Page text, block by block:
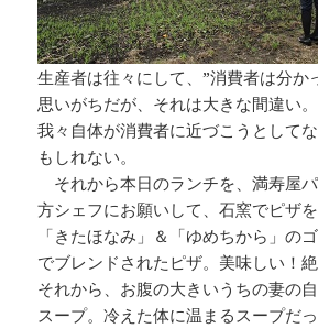
生産者は往々にして、”消費者は分か
思いがちだが、それは大きな間違い。
我々自体が消費者に近づこうとして
もしれない。
それから本日のランチを、満寿屋
方シェフにお願いして、石窯でピザを
「きたほなみ」＆「ゆめちから」の
でブレンドされたピザ。美味しい！絶
それから、お腹の大きいうちの妻の
スープ。冷えた体に温まるスープだっ